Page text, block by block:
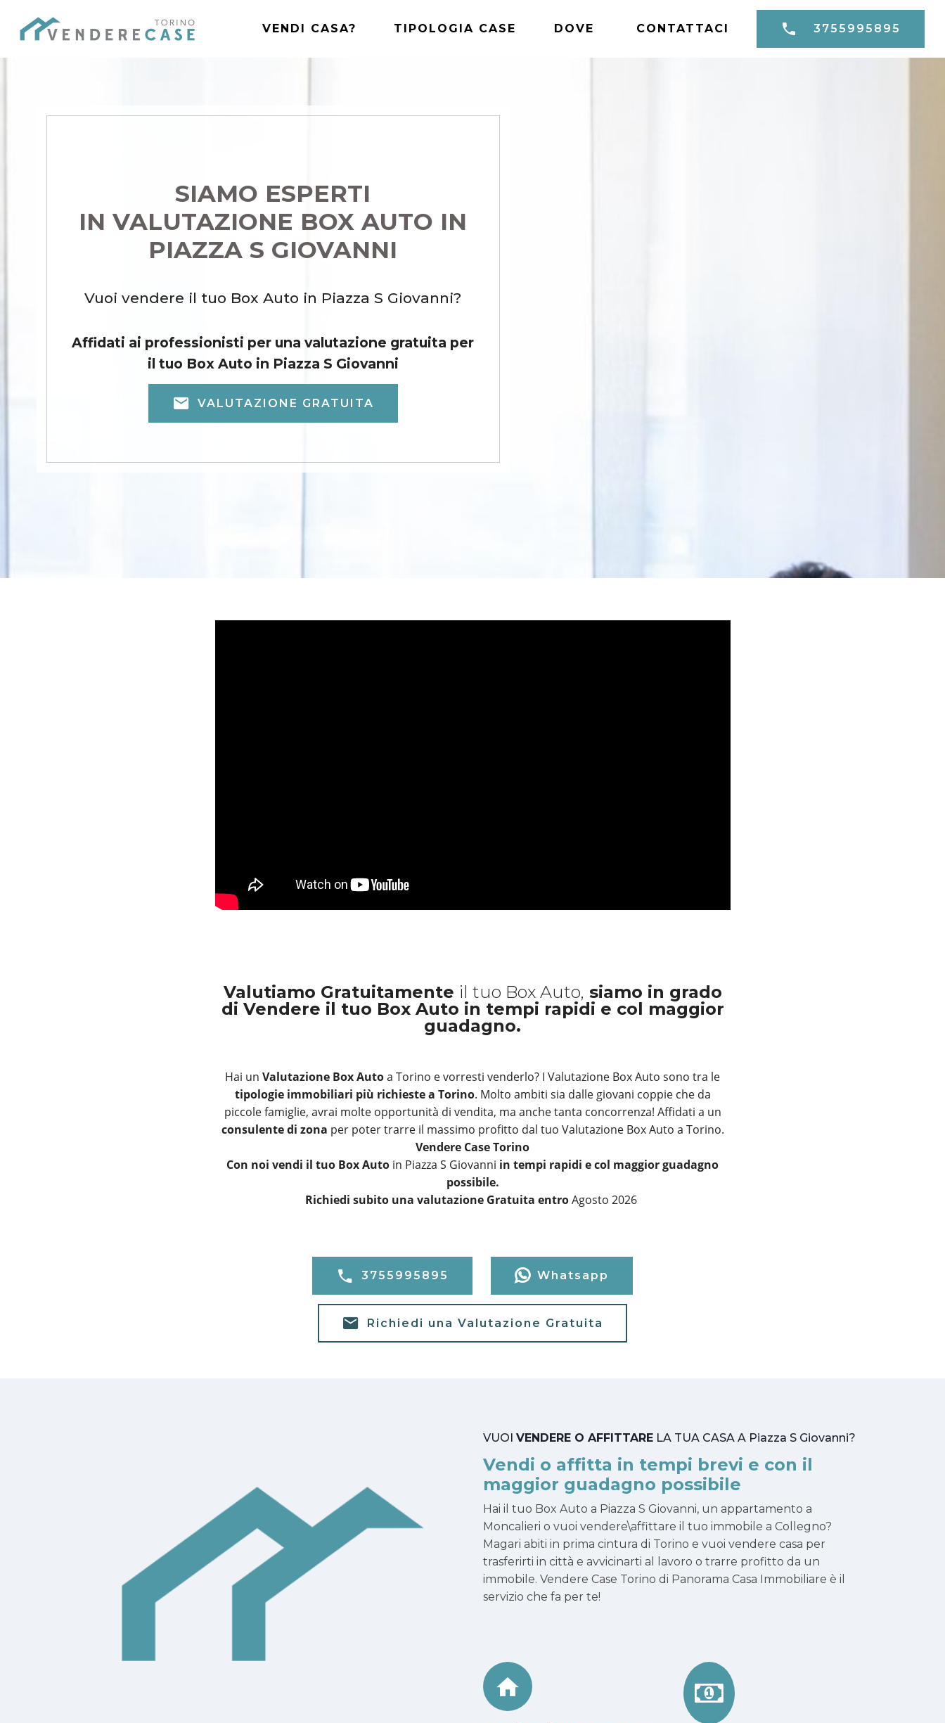
VENDI CASA? TIPOLOGIA CASE DOVE CONTATTACI 3755995895
SIAMO ESPERTI
IN VALUTAZIONE BOX AUTO IN
PIAZZA S GIOVANNI
Vuoi vendere il tuo Box Auto in Piazza S Giovanni?
Affidati ai professionisti per una valutazione gratuita per
il tuo Box Auto in Piazza S Giovanni
VALUTAZIONE GRATUITA
Valutiamo Gratuitamente il tuo Box Auto, siamo in grado
di Vendere il tuo Box Auto in tempi rapidi e col maggior
guadagno.
Hai un Valutazione Box Autoa Torino e vorresti venderlo? I Valutazione Box Auto sono tra le
tipologie immobiliari più richieste a Torino. Molto ambiti sia dalle giovani coppie che da
piccole famiglie, avrai molte opportunità di vendita, ma anche tanta concorrenza! Affidati a un
consulente di zona per poter trarre il massimo profitto dal tuo Valutazione Box Auto a Torino.
Vendere Case Torino
Con noi vendi il tuo Box Auto in Piazza S Giovanni in tempi rapidi e col maggior guadagno
possibile.
Richiedi subito una valutazione Gratuita entroAgosto 2026
3755995895 Whatsapp
Richiedi una Valutazione Gratuita
VUOI VENDERE O AFFITTARE LA TUA CASA A Piazza S Giovanni?
Vendi o affitta in tempi brevi e con il
maggior guadagno possibile
Hai il tuo Box Auto a Piazza S Giovanni, un appartamento a
Moncalieri o vuoi vendere\affittare il tuo immobile a Collegno?
Magari abiti in prima cintura di Torino e vuoi vendere casa per
trasferirti in città e avvicinarti al lavoro o trarre profitto da un
immobile. Vendere Case Torino di Panorama Casa Immobiliare è il
servizio che fa per te!